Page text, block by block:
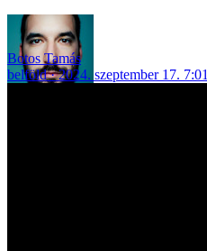
Botos Tamás
belföld
2024. szeptember 17. 7:01